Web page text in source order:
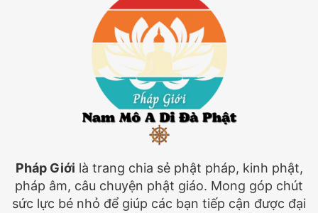
Pháp Giới là trang chia sẻ phật pháp, kinh phật,
pháp âm, câu chuyện phật giáo. Mong góp chút
sức lực bé nhỏ để giúp các bạn tiếp cận được đại